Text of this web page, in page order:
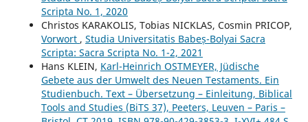
Scripta No. 1, 2020
Christos KARAKOLIS, Tobias NICKLAS, Cosmin PRICOP,
Vorwort , Studia Universitatis Babeș-Bolyai Sacra
Scripta: Sacra Scripta No. 1-2, 2021
Hans KLEIN, Karl-Heinrich OSTMEYER, Jüdische
Gebete aus der Umwelt des Neuen Testaments. Ein
Studienbuch. Text – Übersetzung – Einleitung, Biblical
Tools and Studies (BiTS 37), Peeters, Leuven – Paris –